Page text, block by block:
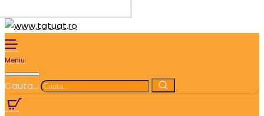
Cauta...